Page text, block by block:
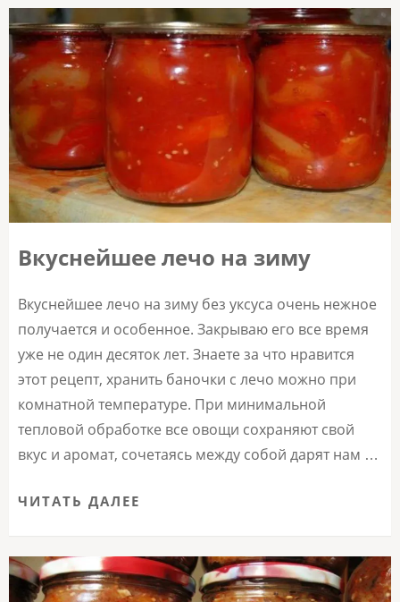
Вкуснейшее лечо на зиму
Вкуснейшее лечо на зиму без уксуса очень нежное
получается и особенное. Закрываю его все время
уже не один десяток лет. Знаете за что нравится
этот рецепт, хранить баночки с лечо можно при
комнатной температуре. При минимальной
тепловой обработке все овощи сохраняют свой
вкус и аромат, сочетаясь между собой дарят нам …
ЧИТАТЬ ДАЛЕЕ